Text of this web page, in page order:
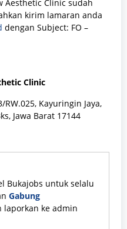
Aesthetic Clinic sudah
kirim lamaran anda
dengan Subject: FO –
Clinic
RW.025, Kayuringin Jaya,
Jawa Barat 17144
Bukajobs untuk selalu
Gabung
laporkan ke admin